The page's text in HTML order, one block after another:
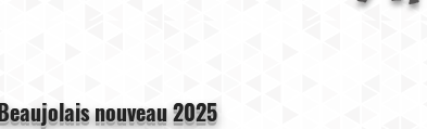
nouveau 2025